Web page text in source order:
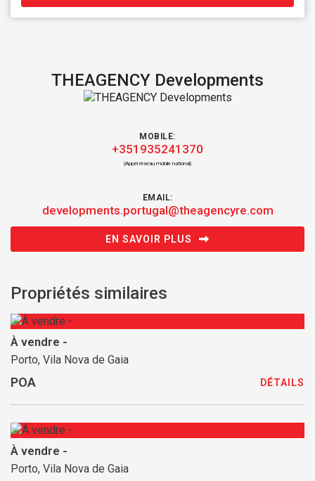
THEAGENCY Developments
MOBILE:
+351935241370
(Appel réseau mobile national)
EMAIL:
developments.portugal@theagencyre.com
EN SAVOIR PLUS
Propriétés similaires
À vendre -
Porto, Vila Nova de Gaia
POA DÉTAILS
À vendre -
Porto, Vila Nova de Gaia